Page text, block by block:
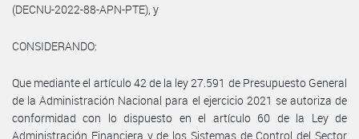
(DECNU-2022-88-APN-PTE), y
CONSIDERANDO:
Que mediante el artículo 42 de la ley 27.591 de Presupuesto General
de la Administración Nacional para el ejercicio 2021 se autoriza de
conformidad con lo dispuesto en el artículo 60 de la Ley de
Administración Financiera y de los Sistemas de Control del Sector